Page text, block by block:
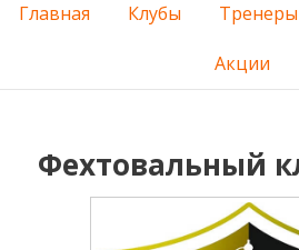
Главная Клубы Тренеры
Акции
Фехтовальный